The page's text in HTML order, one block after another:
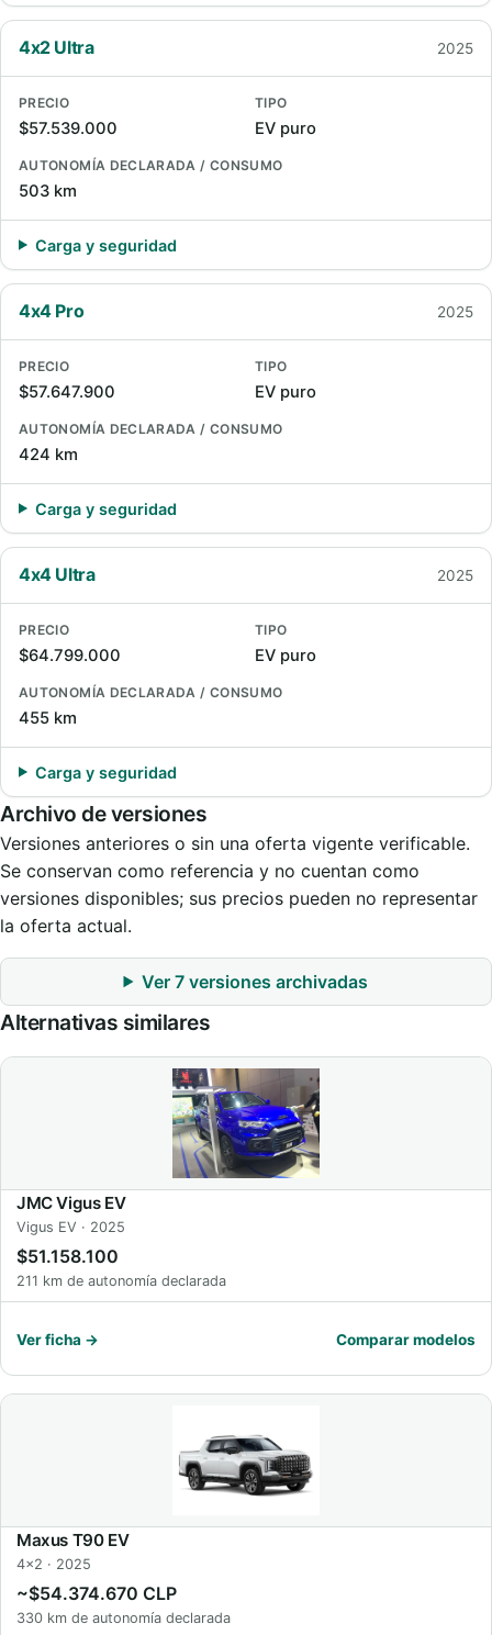
4x2 Ultra 2025
PRECIO
$57.539.000
TIPO
EV puro
AUTONOMÍA DECLARADA / CONSUMO
503 km
Carga y seguridad
4x4 Pro 2025
PRECIO
$57.647.900
TIPO
EV puro
AUTONOMÍA DECLARADA / CONSUMO
424 km
Carga y seguridad
4x4 Ultra 2025
PRECIO
$64.799.000
TIPO
EV puro
AUTONOMÍA DECLARADA / CONSUMO
455 km
Carga y seguridad
Archivo de versiones
Versiones anteriores o sin una oferta vigente verificable.
Se conservan como referencia y no cuentan como
versiones disponibles; sus precios pueden no representar
la oferta actual.
Ver 7 versiones archivadas
Alternativas similares
JMC Vigus EV
Vigus EV · 2025
$51.158.100
211 km de autonomía declarada
Ver ficha → Comparar modelos
Maxus T90 EV
4x2 · 2025
~$54.374.670 CLP
330 km de autonomía declarada